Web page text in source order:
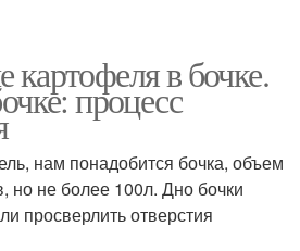
в бочке.
процесс
нам понадобится бочка, объем
но не более 100л. Дно бочки
просверлить отверстия